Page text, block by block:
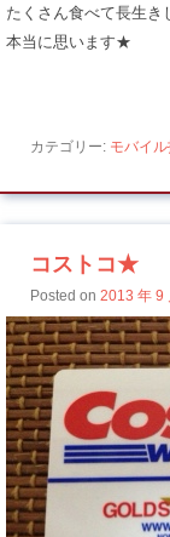
たくさん食べて長生き
本当に思います★
カテゴリー: モバイ
コストコ★
Posted on 2013 年 9